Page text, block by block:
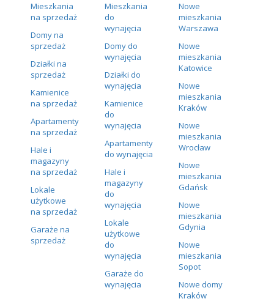
Mieszkania
na sprzedaż
Domy na
sprzedaż
Działki na
sprzedaż
Kamienice
na sprzedaż
Apartamenty
na sprzedaż
Hale i
magazyny
na sprzedaż
Lokale
użytkowe
na sprzedaż
Garaże na
sprzedaż
Mieszkania
do
wynajęcia
Domy do
wynajęcia
Działki do
wynajęcia
Kamienice
do
wynajęcia
Apartamenty
do wynajęcia
Hale i
magazyny
do
wynajęcia
Lokale
użytkowe
do
wynajęcia
Garaże do
wynajęcia
Nowe
mieszkania
Warszawa
Nowe
mieszkania
Katowice
Nowe
mieszkania
Kraków
Nowe
mieszkania
Wrocław
Nowe
mieszkania
Gdańsk
Nowe
mieszkania
Gdynia
Nowe
mieszkania
Sopot
Nowe domy
Kraków